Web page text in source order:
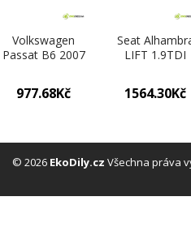
Volkswagen
Passat B6 2007
5D 2.0TDI
140KM 05-10
977.68Kč
Seat
LIFT 1.9TDI
1564.30Kč
© 2026 EkoDily.cz Všechna práva